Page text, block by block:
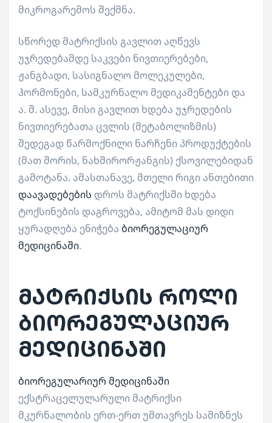
მიკროგარემოს შექმნა.
სწორედ მატრიქსის გავლით აღწევს
უჯრედებამდე საკვები ნივთიერებები,
ჟანგბადი, სასიგნალო მოლეკულები,
ჰორმონები, სამკურნალო მედიკამენტები და
ა. შ. ასევე, მისი გავლით ხდება უჯრედების
ნივთიერებათა ცვლის (მეტაბოლიზმის)
შედეგად წარმოქნილი ნარჩენი პროდუქტების
(მათ შორის, ნახშირორჟანგის) ქსოვილებიდან
გამოტანა. ამასთანავე, მთელი რიგი ანთებითი
დაავადებების დროს მატრიქსში ხდება
ტოქსინების დაგროვება, ამიტომ მას დიდი
ყურადღება ენიჭება ბიორეგულაციურ
მედიცინაში.
მატრიქსის როლი
ბიორეგულაციურ
მედიცინაში
ბიორეგულარიურ მედიცინაში
ექსტრაცელულარული მატრიქსი
მკურნალობის ერთ-ერთ უმთავრეს სამიზნეს